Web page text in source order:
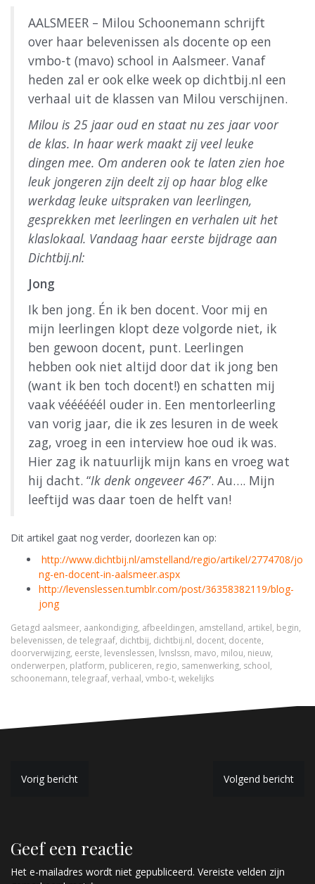
AALSMEER – Milou Schoonemann schrijft
over haar belevenissen als docente op een
vmbo-t (mavo) school in Aalsmeer. Vanaf
heden zal er ook elke week op dichtbij.nl een
verhaal uit de klassen van Milou verschijnen.
Milou is 25 jaar oud en staat nu zes jaar voor
de klas. In haar werk maakt zij veel leuke
dingen mee. Om anderen ook te laten zien hoe
leuk jongeren zijn deelt zij op haar blog elke
werkdag leuke uitspraken van leerlingen,
gesprekken met leerlingen en verhalen uit het
klaslokaal. Vandaag haar eerste bijdrage aan
Dichtbij.nl:
Jong
Ik ben jong. Én ik ben docent. Voor mij en
mijn leerlingen klopt deze volgorde niet, ik
ben gewoon docent, punt. Leerlingen
hebben ook niet altijd door dat ik jong ben
(want ik ben toch docent!) en schatten mij
vaak véééééél ouder in. Een mentorleerling
van vorig jaar, die ik zes lesuren in de week
zag, vroeg in een interview hoe oud ik was.
Hier zag ik natuurlijk mijn kans en vroeg wat
hij dacht. “Ik denk ongeveer 46?”. Au…. Mijn
leeftijd was daar toen de helft van!
Dit artikel gaat nog verder, doorlezen kan op:
http://www.dichtbij.nl/amstelland/regio/artikel/2774708/jo
ng-en-docent-in-aalsmeer.aspx
http://levenslessen.tumblr.com/post/36358382119/blog-
jong
Getagd aalsmeer, aankondiging, afbeeldingen, amstelland, artikel, begin,
belevenissen, de telegraaf, dichtbij, dichtbij.nl, docent, docente,
doorverwijzing, eerste, levenslessen, lvnslssn, mavo, milou, nieuw,
onderwerpen, platform, publiceren, regio, samenwerking, school,
schoonemann, telegraaf, verhaal, vmbo-t, wekelijks
B
i
Vorig bericht Volgend bericht
Geef een reactie
Het e-mailadres wordt niet gepubliceerd. Vereiste velden zijn